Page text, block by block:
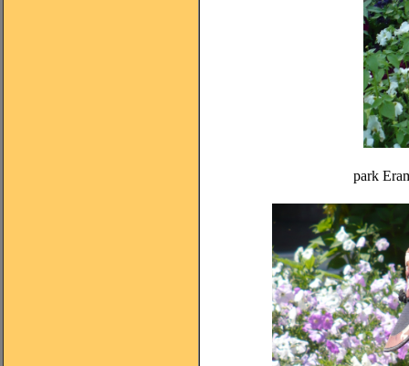
park